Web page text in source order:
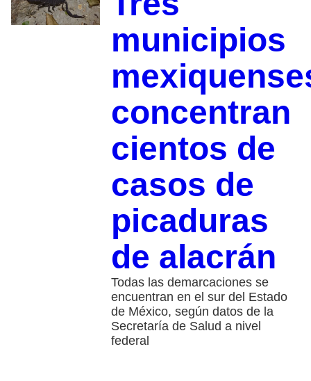
municipios
concentran
cientos de
casos de
picaduras
de alacrán
Todas las demarcaciones se
encuentran en el sur del Estado
de México, según datos de la
Secretaría de Salud a nivel
federal